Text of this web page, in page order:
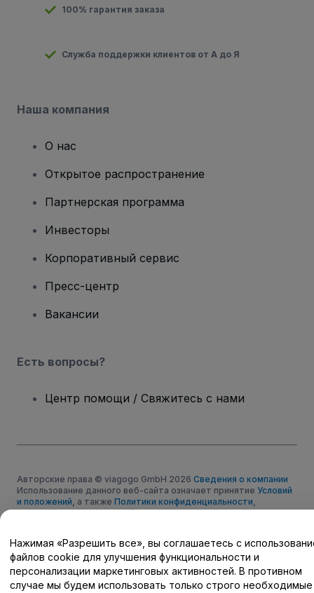
100% гарантия заказа
Служба поддержки клиентов от А до Я
Наша компания
О нас
Открытое распространение
Партнерская программа
Инвесторы
Корпоративный сервис
Пресс-центр
Вакансии
Есть вопросы?
Центр помощи / Свяжитесь с нами
Авторские права © viagogo GmbH 2026 Сведения о компании
Использование данного веб-сайта означает принятие Условий
и положений, а также Политики конфиденциальности,
Политики в отношении файлов cookie, иПолитики
Не передавайте мою личную информацию третьим лицам/Ваши
настройки конфиденциальности
Нажимая «Разрешить все», вы соглашаетесь с
файлов cookie для улучшения функциональности и
персонализации маркетинговых активностей. В противном
случае мы будем использовать только строго необходимые